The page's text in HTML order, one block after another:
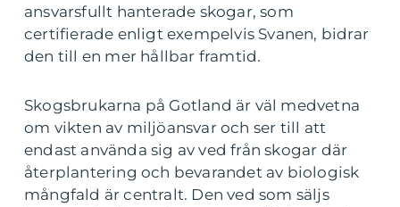
ansvarsfullt hanterade skogar, som
certifierade enligt exempelvis Svanen, bidrar
den till en mer hållbar framtid.
Skogsbrukarna på Gotland är väl medvetna
om vikten av miljöansvar och ser till att
endast använda sig av ved från skogar där
återplantering och bevarandet av biologisk
mångfald är centralt. Den ved som säljs